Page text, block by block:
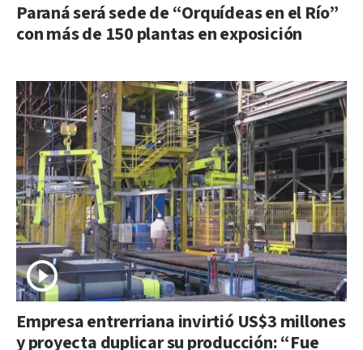
Paraná será sede de “Orquídeas en el Río”
con más de 150 plantas en exposición
Empresa entrerriana invirtió US$3 millones
y proyecta duplicar su producción: “Fue